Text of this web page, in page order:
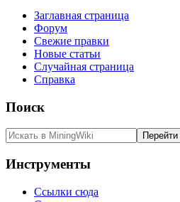
Заглавная страница
Форум
Свежие правки
Новые статьи
Случайная страница
Справка
Поиск
Инструменты
Ссылки сюда